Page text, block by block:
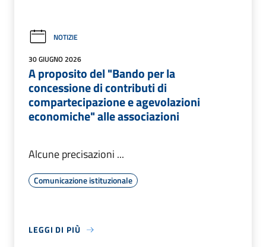
NOTIZIE
30 GIUGNO 2026
A proposito del "Bando per la
concessione di contributi di
compartecipazione e agevolazioni
economiche" alle associazioni
Alcune precisazioni ...
Comunicazione istituzionale
LEGGI DI PIÙ